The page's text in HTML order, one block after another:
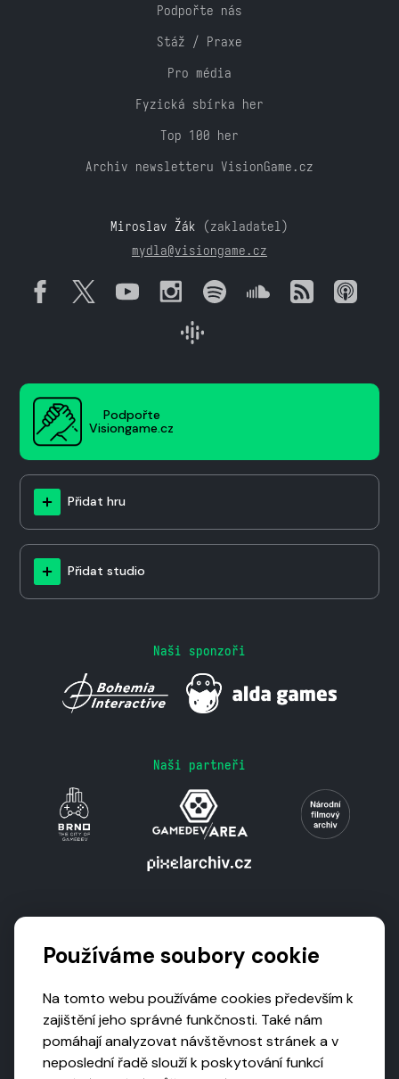
Podpořte nás
Stáž / Praxe
Pro média
Fyzická sbírka her
Top 100 her
Archiv newsletteru VisionGame.cz
Miroslav Žák (zakladatel)
mydla@visiongame.cz
Podpořte
Visiongame.cz
Přidat hru
Přidat studio
Naši sponzoři
Naši partneři
Používáme soubory cookie
Na tomto webu používáme cookies především k
zajištění jeho správné funkčnosti. Také nám
pomáhají analyzovat návštěvnost stránek a v
neposlední řadě slouží k poskytování funkcí